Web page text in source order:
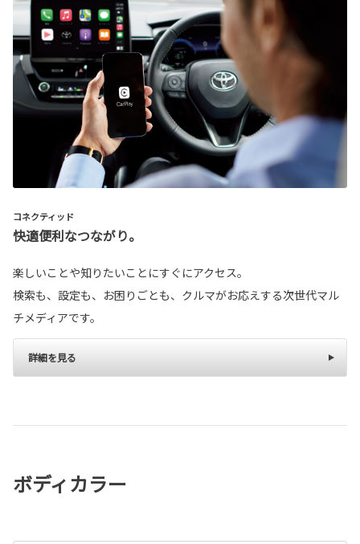
コネクティッド
快適便利なつながり。
楽しいことや知りたいことにすぐにアクセス。
検索も、設定も、お困りごとも、クルマがお応えする次世代マル
チメディアです。
詳細を見る
ボディカラー